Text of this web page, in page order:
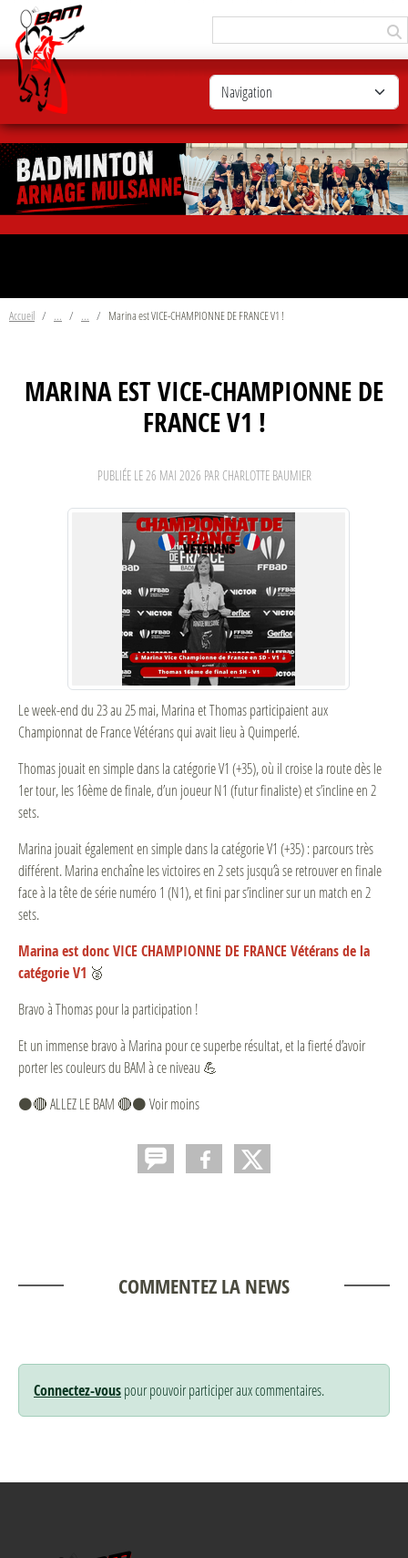
Accueil Marina est VICE-CHAMPIONNE DE FRANCE V1 !
MARINA EST VICE-CHAMPIONNE DE
FRANCE V1 !
PUBLIÉE LE 26 MAI 2026 PAR CHARLOTTE BAUMIER
Le week-end du 23 au 25 mai, Marina et Thomas participaient aux
Championnat de France Vétérans qui avait lieu à Quimperlé.
Thomas jouait en simple dans la catégorie V1 (+35), où il croise la route dès le
1er tour, les 16ème de finale, d’un joueur N1 (futur finaliste) et s’incline en 2
sets.
Marina jouait également en simple dans la catégorie V1 (+35) : parcours très
différent. Marina enchaîne les victoires en 2 sets jusqu’à se retrouver en finale
face à la tête de série numéro 1 (N1), et fini par s’incliner sur un match en 2
sets.
Marina est donc VICE CHAMPIONNE DE FRANCE Vétérans de la
catégorie V1 🥈
Bravo à Thomas pour la participation !
Et un immense bravo à Marina pour ce superbe résultat, et la fierté d’avoir
porter les couleurs du BAM à ce niveau 💪
⚫️🔴 ALLEZ LE BAM 🔴⚫️ Voir moins
COMMENTEZ LA NEWS
Connectez-vouspour pouvoir participer aux commentaires.
Panneau de gestion des cookies